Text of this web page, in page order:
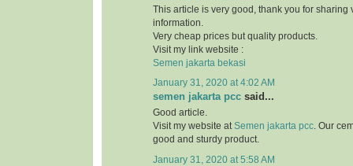
This article is very good, thank you for sharing
information.
Very cheap prices but quality products.
Visit my link website :
Semen jakarta bekasi
January 31, 2020 at 4:02 AM
semen jakarta pcc said...
Good article.
Visit my website atSemen jakarta pcc. Our
good and sturdy product.
January 31, 2020 at 5:58 AM